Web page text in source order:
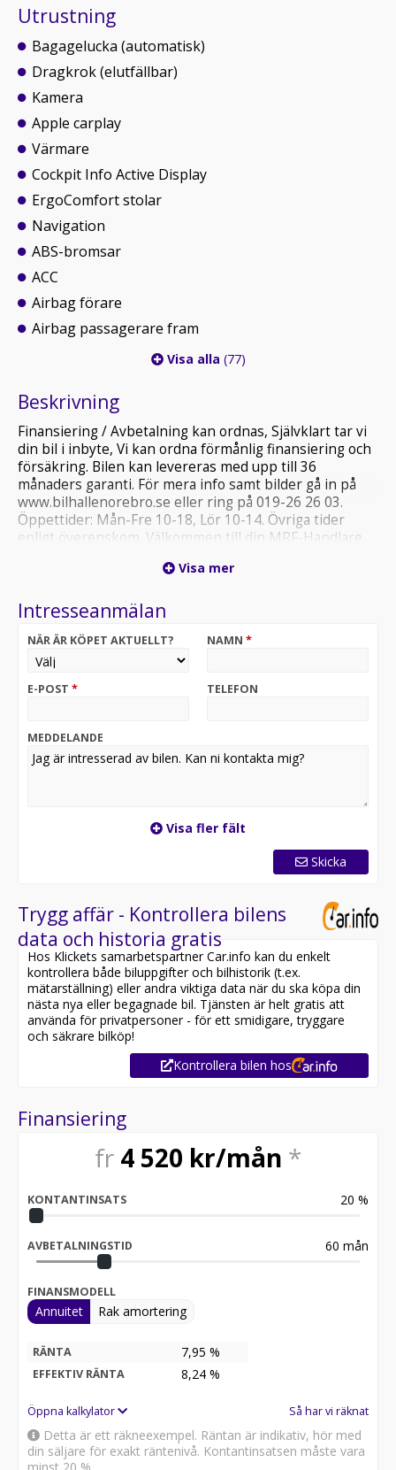
Utrustning
Bagagelucka (automatisk)
Dragkrok (elutfällbar)
Kamera
Apple carplay
Värmare
Cockpit Info Active Display
ErgoComfort stolar
Navigation
ABS-bromsar
ACC
Airbag förare
Airbag passagerare fram
Visa alla (77)
Beskrivning
Finansiering / Avbetalning kan ordnas, Självklart tar vi
din bil i inbyte, Vi kan ordna förmånlig finansiering och
försäkring. Bilen kan levereras med upp till 36
månaders garanti. För mera info samt bilder gå in på
www.bilhallenorebro.se eller ring på 019-26 26 03.
Öppettider: Mån-Fre 10-18, Lör 10-14. Övriga tider
enligt överenskom. Välkommen till din MRF-Handlare.
genomgångna för att du som kund ska kunna känna dig
Visa mer
Intresseanmälan
NÄR ÄR KÖPET AKTUELLT? NAMN *
E-POST * TELEFON
MEDDELANDE
Visa fler fält
Skicka
Trygg affär - Kontrollera bilens
data och historia gratis
Hos Klickets samarbetspartner Car.info kan du enkelt
kontrollera både biluppgifter och bilhistorik (t.ex.
mätarställning) eller andra viktiga data när du ska köpa din
nästa nya eller begagnade bil. Tjänsten är helt gratis att
använda för privatpersoner - för ett smidigare, tryggare
och säkrare bilköp!
Kontrollera bilen hos
Finansiering
fr 4 520 kr/mån *
KONTANTINSATS 20 %
AVBETALNINGSTID 60 mån
FINANSMODELL
Annuitet Rak amortering
RÄNTA 7,95 %
EFFEKTIV RÄNTA 8,24 %
Öppna kalkylator Så har vi räknat
Detta är ett räkneexempel. Räntan är indikativ, hör med
din säljare för exakt räntenivå. Kontantinsatsen måste vara
minst 20 %.